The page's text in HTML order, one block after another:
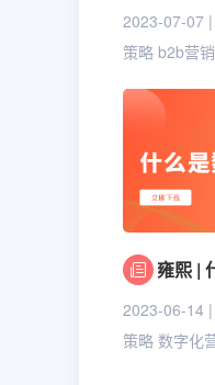
2023-07-07
策略 b2b营
雍熙 |
2023-06-14
策略 数字化